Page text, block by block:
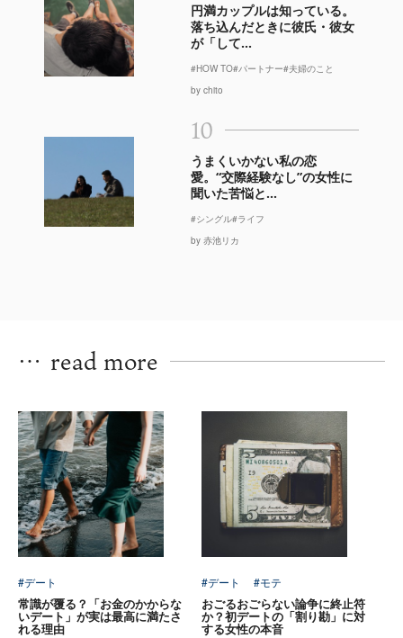
円満カップルは知っている。
落ち込んだときに彼氏・彼女
が「して...
#HOW TO#パートナー#夫婦のこと
by chito
10
うまくいかない私の恋
愛。“交際経験なし”の女性に
聞いた苦悩と...
#シングル#ライフ
by 赤池リカ
… read more
#デート
常識が覆る？「お金のかからな
いデート」が実は最高に満たさ
れる理由
#デート #モテ
おごるおごらない論争に終止符
か？初デートの「割り勘」に対
する女性の本音